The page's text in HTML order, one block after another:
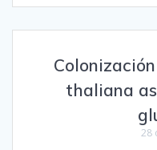
thaliana
28